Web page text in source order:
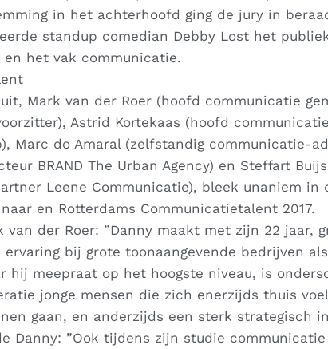
in het achterhoofd ging de jury in
standup comedian Debby Lost het
en het vak communicatie.
Mark van der Roer (hoofd communicatie
Astrid Kortekaas (hoofd communicatie
Marc do Amaral (zelfstandig communicatie-
BRAND The Urban Agency) en Steffart
Leene Communicatie), bleek unaniem in
en Rotterdams Communicatietalent 2017.
van der Roer: ”Danny maakt met zijn 22 jaar,
bij grote toonaangevende bedrijven
hij meepraat op het hoogste niveau, is
jonge mensen die zich enerzijds thuis
gaan, en anderzijds een sterk strategisch
Danny: ”Ook tijdens zijn studie